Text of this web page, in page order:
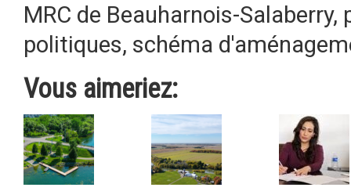
MRC de Beauharnois-Salaberry,
politiques, schéma
Vous aimeriez: